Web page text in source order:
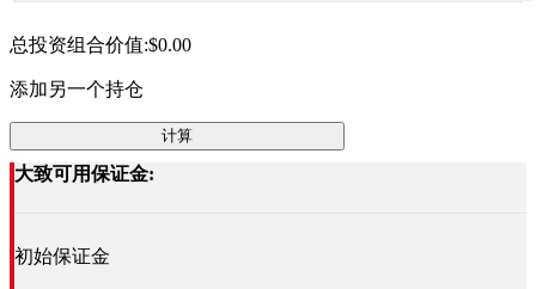
总投资组合价值:$0.00
添加另一个持仓
计算
大致可用保证金:
初始保证金